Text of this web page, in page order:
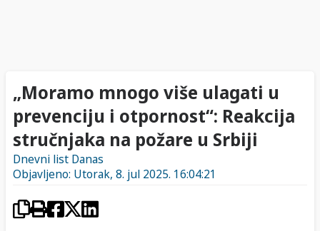
„Moramo mnogo više ulagati u
prevenciju i otpornost“: Reakcija
stručnjaka na požare u Srbiji
Dnevni list Danas
Objavljeno: Utorak, 8. jul 2025. 16:04:21